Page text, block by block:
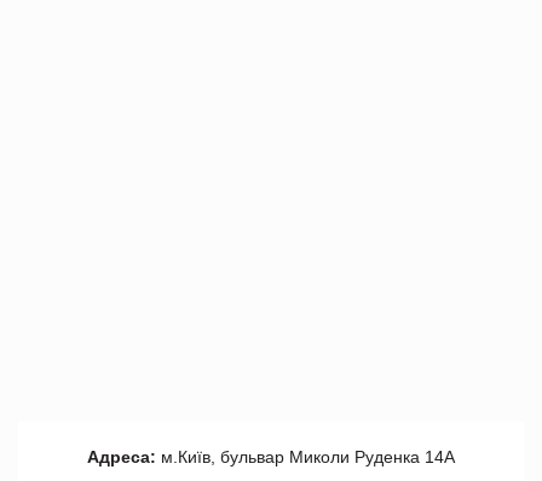
Адреса: м.Київ, бульвар Миколи Руденка 14А